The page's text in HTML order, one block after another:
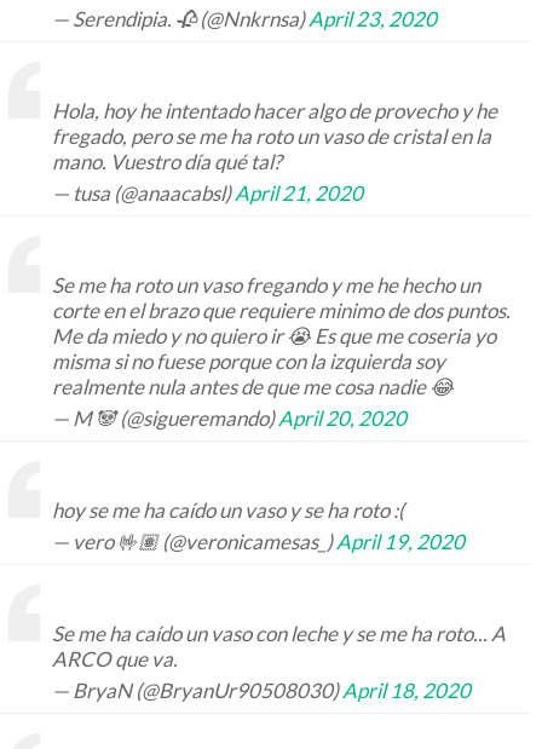
— Serendipia. 🥀 (@Nnkrnsa)April 23, 2020
Hola, hoy he intentado hacer algo de provecho y he
fregado, pero se me ha roto un vaso de cristal en la
mano. Vuestro día qué tal?
— tusa (@anaacabsl)April 21, 2020
Se me ha roto un vaso fregando y me he hecho un
corte en el brazo que requiere minimo de dos puntos.
Me da miedo y no quiero ir 😭 Es que me coseria yo
misma si no fuese porque con la izquierda soy
realmente nula antes de que me cosa nadie 😂
— M 🐼 (@sigueremando)April 20, 2020
hoy se me ha caído un vaso y se ha roto :(
— vero 🤟🏽 (@veronicamesas_)April 19, 2020
Se me ha caído un vaso con leche y se me ha roto... A
ARCO que va.
— BryaN (@BryanUr90508030)April 18, 2020